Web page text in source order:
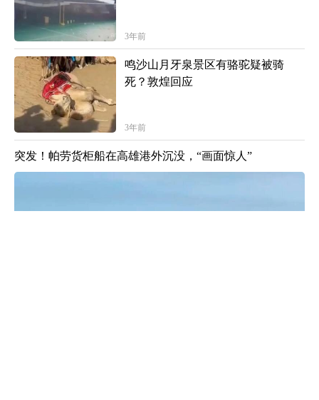
3年前
鸣沙山月牙泉景区有骆驼疑被骑
死？敦煌回应
3年前
突发！帕劳货柜船在高雄港外沉没，“画面惊人”